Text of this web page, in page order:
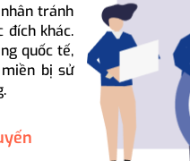
tránh
đích khác.
quốc tế,
bị sử